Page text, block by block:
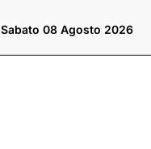
Sabato 08 Agosto 2026